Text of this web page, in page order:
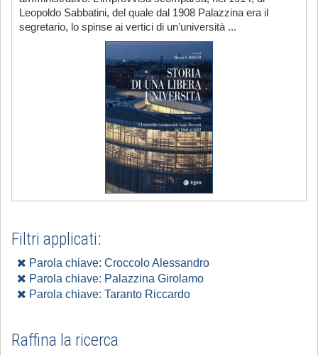
Leopoldo Sabbatini, del quale dal 1908 Palazzina era il
segretario, lo spinse ai vertici di un’università ...
Filtri applicati:
Parola chiave: Croccolo Alessandro
Parola chiave: Palazzina Girolamo
Parola chiave: Taranto Riccardo
Raffina la ricerca